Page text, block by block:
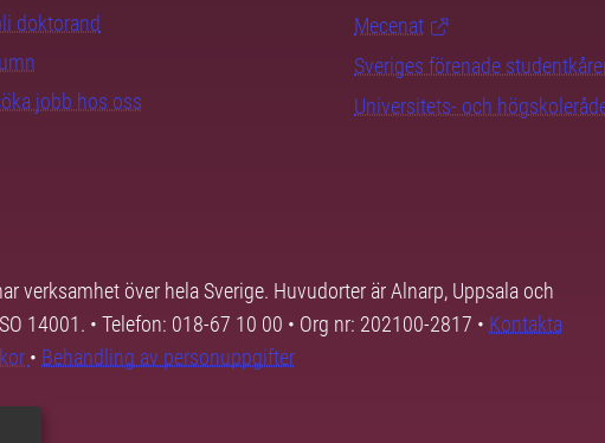
doktorand
jobb hos oss
Mecenat
Sveriges förenade
Universitets- och
verksamhet över hela Sverige. Huvudorter är Alnarp, Uppsala och
14001. • Telefon: 018-67 10 00 • Org nr: 202100-2817 • Kontakta
• Behandling av personuppgifter